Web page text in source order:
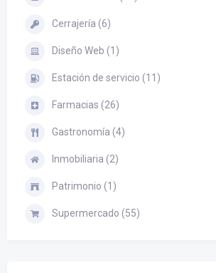
Cerrajería (6)
Diseño Web (1)
Estación de servicio (11)
Farmacias (26)
Gastronomía (4)
Inmobiliaria (2)
Patrimonio (1)
Supermercado (55)